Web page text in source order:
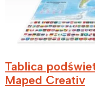
Tablica
Maped Creativ